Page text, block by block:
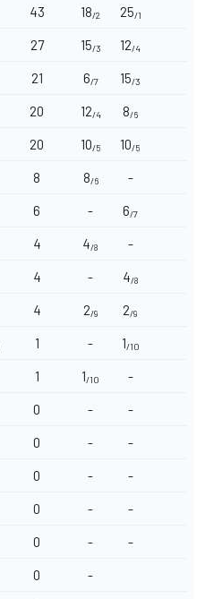
43 18/2 25/1
27 15/3 12/4
21 6/7 15/3
20 12/4 8/6
20 10/5 10/5
8 8/6 -
6 - 6/7
4 4/8 -
4 - 4/8
4 2/9 2/9
1 - 1/10
1 1/10 -
0 - -
0 - -
0 - -
0 - -
0 - -
0 -